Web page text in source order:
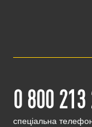
0 800
cпеціальна